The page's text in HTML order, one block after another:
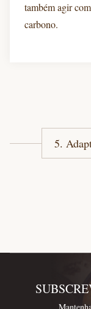
também agir
carbono.
5.